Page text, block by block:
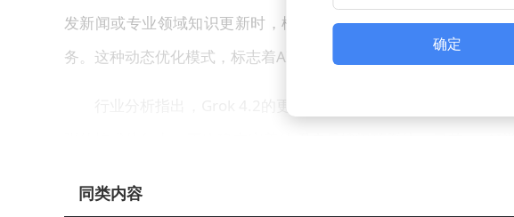
发新闻或专业领域知识更新时，模型可通过快速学习实现能力扩
务。这种动态优化模式，标志着AI大模型从"静态发布"向"持续进化"
确定
同类内容